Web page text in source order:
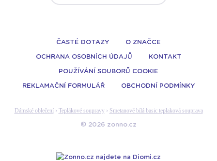
ČASTÉ DOTAZY O ZNAČCE
OCHRANA OSOBNÍCH ÚDAJŮ KONTAKT
POUŽÍVÁNÍ SOUBORŮ COOKIE
REKLAMAČNÍ FORMULÁŘ OBCHODNÍ PODMÍNKY
Dámské oblečení› Teplákové soupravy› Smetanově bílá basic teplaková souprava
© 2026 zonno.cz